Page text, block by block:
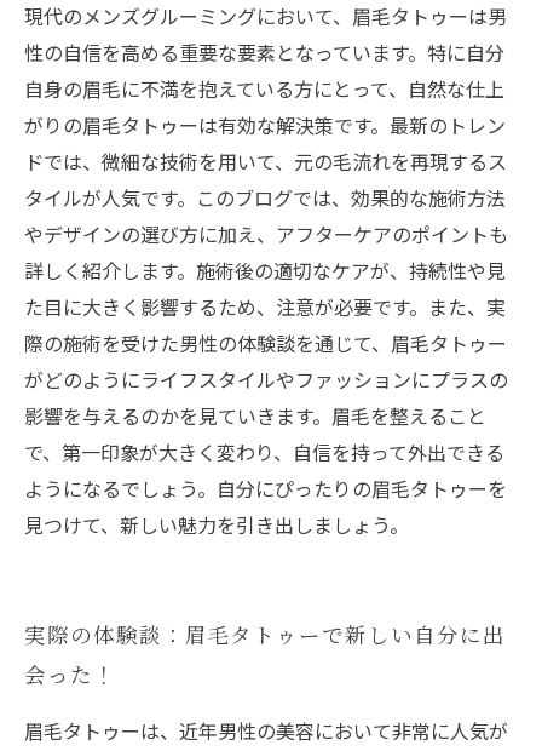
現代のメンズグルーミングにおいて、眉毛タトゥーは男
性の自信を高める重要な要素となっています。特に自分
自身の眉毛に不満を抱えている方にとって、自然な仕上
がりの眉毛タトゥーは有効な解決策です。最新のトレン
ドでは、微細な技術を用いて、元の毛流れを再現するス
タイルが人気です。このブログでは、効果的な施術方法
やデザインの選び方に加え、アフターケアのポイントも
詳しく紹介します。施術後の適切なケアが、持続性や見
た目に大きく影響するため、注意が必要です。また、実
際の施術を受けた男性の体験談を通じて、眉毛タトゥー
がどのようにライフスタイルやファッションにプラスの
影響を与えるのかを見ていきます。眉毛を整えること
で、第一印象が大きく変わり、自信を持って外出できる
ようになるでしょう。自分にぴったりの眉毛タトゥーを
見つけて、新しい魅力を引き出しましょう。
実際の体験談：眉毛タトゥーで新しい自分に出
会った！
眉毛タトゥーは、近年男性の美容において非常に人気が